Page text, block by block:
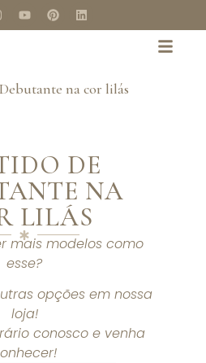
DE
NA
LILÁS
mais modelos como
esse?
opções em nossa
loja!
conosco e venha